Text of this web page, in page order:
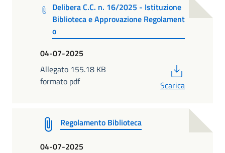
Delibera C.C. n. 16/2025 - Istituzione
Biblioteca e Approvazione Regolament
o
04-07-2025
Allegato 155.18 KB
formato pdf
Scarica
Regolamento Biblioteca
04-07-2025